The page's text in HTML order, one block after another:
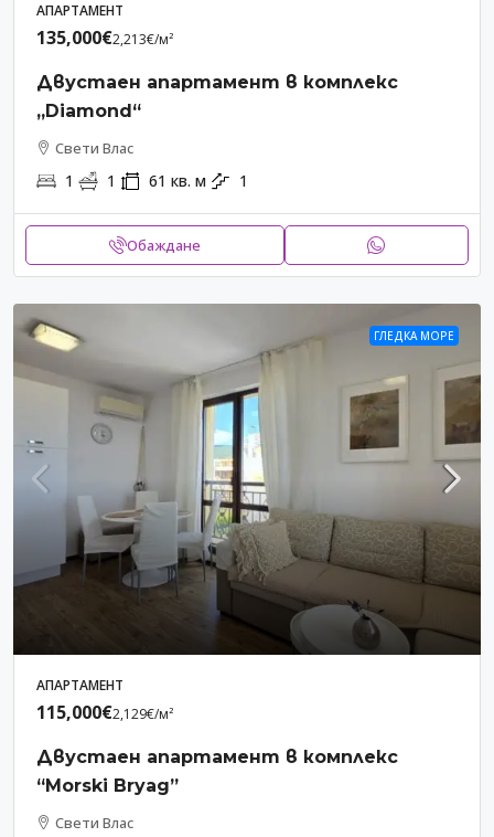
АПАРТАМЕНТ
135,000€2,213€/м²
Двустаен апартамент в комплекс
„Diamond“
Свети Влас
1 1 61 кв. м 1
Обаждане
ГЛЕДКА МОРЕ
АПАРТАМЕНТ
115,000€2,129€/м²
Двустаен апартамент в комплекс
“Morski Bryag”
Свети Влас